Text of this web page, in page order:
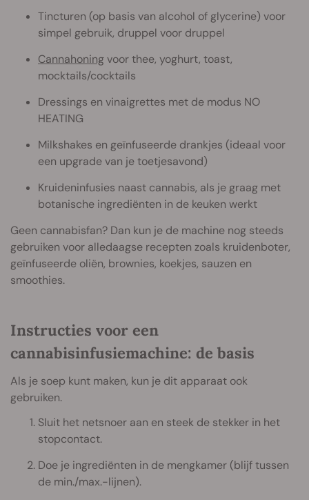
Tincturen (op basis van alcohol of glycerine) voor
simpel gebruik, druppel voor druppel
Cannahoningvoor thee, yoghurt, toast,
mocktails/cocktails
Dressings en vinaigrettes met de modus NO
HEATING
Milkshakes en geïnfuseerde drankjes (ideaal voor
een upgrade van je toetjesavond)
Kruideninfusies naast cannabis, als je graag met
botanische ingrediënten in de keuken werkt
Geen cannabisfan? Dan kun je de machine nog steeds
gebruiken voor alledaagse recepten zoals kruidenboter,
geïnfuseerde oliën, brownies, koekjes, sauzen en
smoothies.
Instructies voor een
cannabisinfusiemachine: de basis
Als je soep kunt maken, kun je dit apparaat ook
gebruiken.
Sluit het netsnoer aan en steek de stekker in het
stopcontact.
Doe je ingrediënten in de mengkamer (blijf tussen
de min./max.-lijnen).